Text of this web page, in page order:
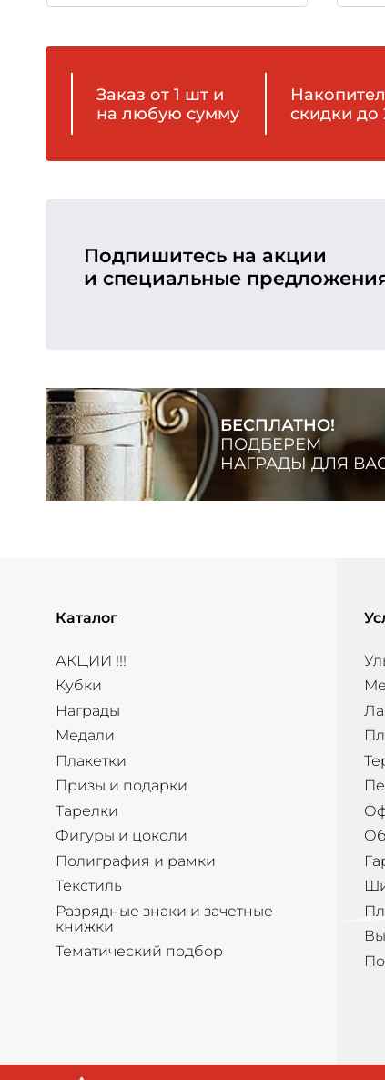
Заказ от 1 шт и
на любую сумму
скидки до
Подпишитесь на акции
и специальные
БЕСПЛАТНО!
ПОДБЕРЕМ
НАГРАДЫ ДЛЯ
Каталог
АКЦИИ !!!
Кубки
Награды
Медали
Плакетки
Призы и подарки
Тарелки
Фигуры и цоколи
Полиграфия и рамки
Текстиль
Разрядные знаки и зачетные
книжки
Тематический подбор